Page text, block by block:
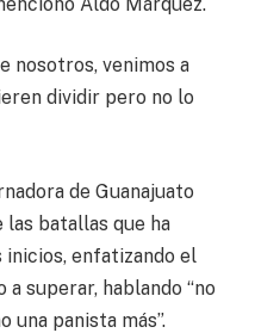
nosotros, venimos a
dividir pero no lo
de Guanajuato
las batallas que ha
enfatizando el
superar, hablando “no
una panista más”.